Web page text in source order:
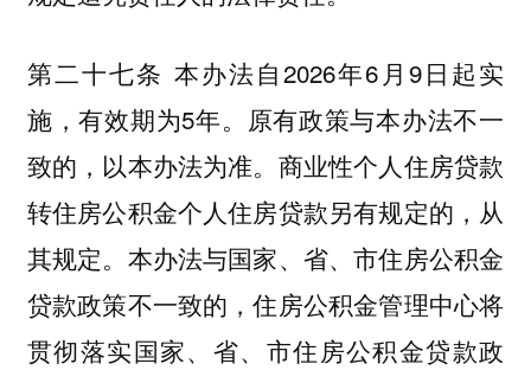
第二十七条 本办法自2026年6月9日起实
施，有效期为5年。原有政策与本办法不一
致的，以本办法为准。商业性个人住房贷款
转住房公积金个人住房贷款另有规定的，从
其规定。本办法与国家、省、市住房公积金
贷款政策不一致的，住房公积金管理中心将
贯彻落实国家、省、市住房公积金贷款政